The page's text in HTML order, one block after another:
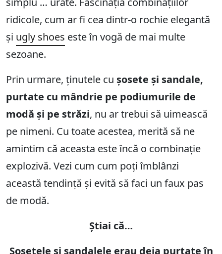
ridicole, cum ar fi cea dintr-o rochie elegantă
și ugly shoes este în vogă de mai multe
sezoane.
Prin urmare, ținutele cu șosete și sandale,
purtate cu mândrie pe podiumurile de
modă și pe străzi, nu ar trebui să uimească
pe nimeni. Cu toate acestea, merită să ne
amintim că aceasta este încă o combinație
explozivă. Vezi cum cum poți îmblânzi
această tendință și evită să faci un faux pas
de modă.
Știai că…
Șosetele și sandalele erau deja purtate în